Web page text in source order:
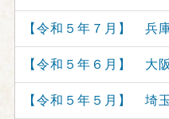
【令和５年７月】 兵
【令和５年６月】 大
【令和５年５月】 埼